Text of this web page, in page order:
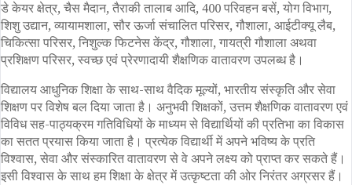
डे केयर क्षेत्र, चैस मैदान, तैराकी तालाब आदि, 400 परिवहन बसें, योग विभाग,
शिशु उद्यान, व्यायामशाला, सौर ऊर्जा संचालित परिसर, गौशाला, आईटीक्यू लैब,
चिकित्सा परिसर, निशुल्क फिटनेस केंद्र, गौशाला, गायत्री गौशाला अथवा
प्रशिक्षण परिसर, स्वच्छ एवं प्रेरणादायी शैक्षणिक वातावरण उपलब्ध है।
विद्यालय आधुनिक शिक्षा के साथ-साथ वैदिक मूल्यों, भारतीय संस्कृति और सेवा
शिक्षण पर विशेष बल दिया जाता है। अनुभवी शिक्षकों, उत्तम शैक्षणिक वातावरण एवं
विविध सह-पाठ्यक्रम गतिविधियों के माध्यम से विद्यार्थियों की प्रतिभा का विकास
का सतत प्रयास किया जाता है। प्रत्येक विद्यार्थी में अपने भविष्य के प्रति
विश्वास, सेवा और संस्कारित वातावरण से वे अपने लक्ष्य को प्राप्त कर सकते हैं।
इसी विश्वास के साथ हम शिक्षा के क्षेत्र में उत्कृष्टता की ओर निरंतर अग्रसर हैं।